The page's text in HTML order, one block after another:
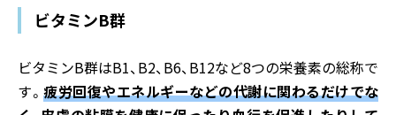
ビタミンB群
ビタミンB群はB1、B2、B6、B12など8つの栄養素の総称で
す。 疲労回復やエネルギーなどの代謝に関わるだけでな